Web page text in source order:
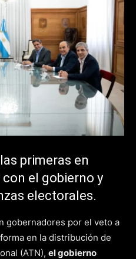
primeras en
el gobierno y
electorales.
gobernadores por el veto a
en la distribución de
(ATN), el gobierno